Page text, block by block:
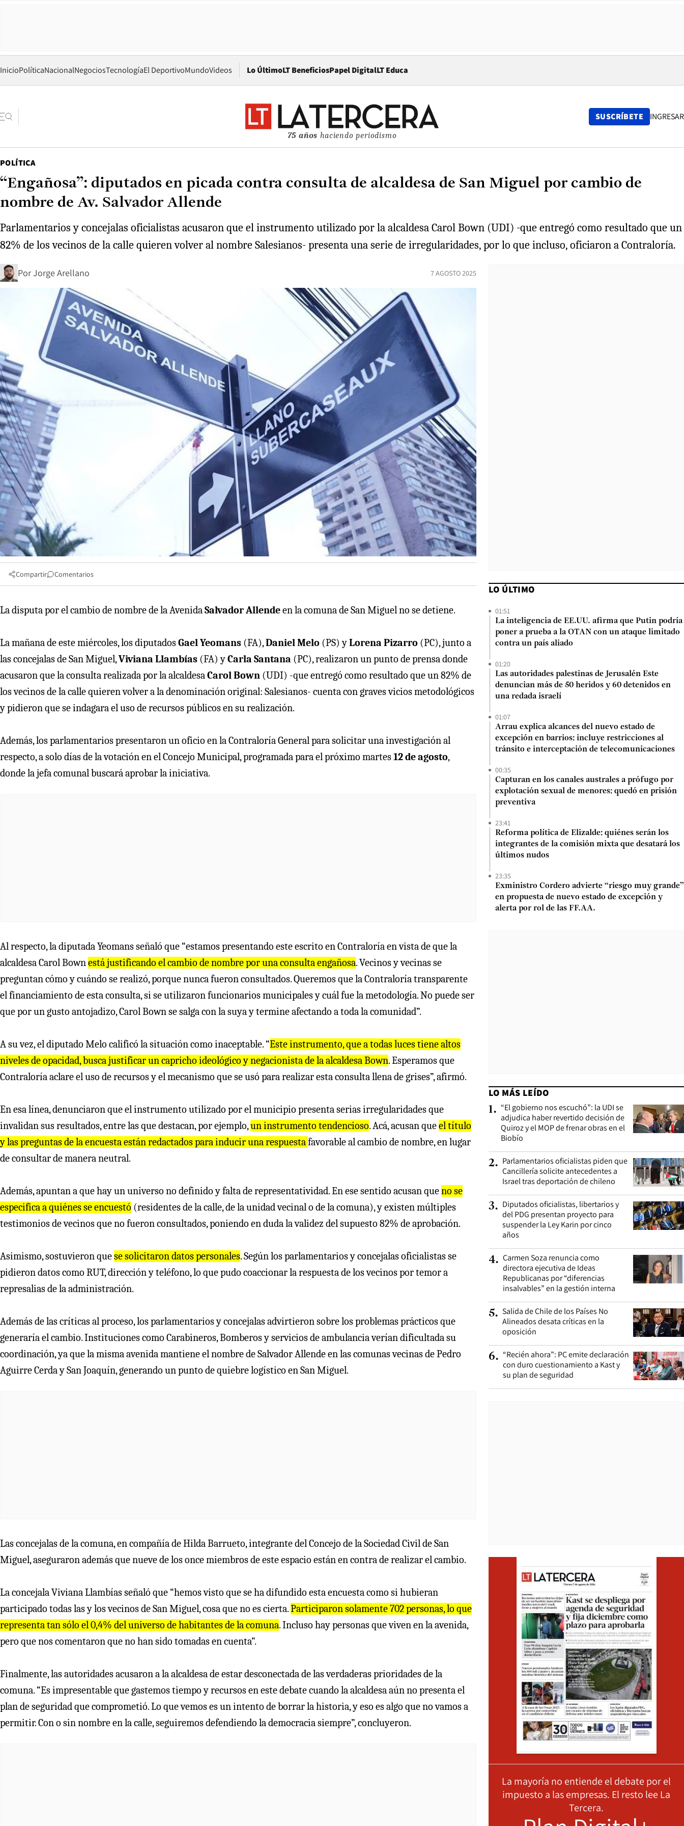
InicioPolíticaNacionalNegociosTecnologíaEl DeportivoMundoVideos Lo ÚltimoLT BeneficiosPapel DigitalOpens in new window
LT Educa
75 años haciendo periodismo
SUSCRÍBETE INGRESAR
POLÍTICA
“Engañosa”: diputados en picada contra consulta de alcaldesa de San Miguel por cambio de
nombre de Av. Salvador Allende
Parlamentarios y concejalas oficialistas acusaron que el instrumento utilizado por la alcaldesa Carol Bown (UDI) -que entregó como resultado que un
82% de los vecinos de la calle quieren volver al nombre Salesianos- presenta una serie de irregularidades, por lo que incluso, oficiaron a Contraloría.
PorJorge Arellano 7 AGOSTO 2025
Compartir Comentarios
La disputa por el cambio de nombre de la AvenidaSalvador Allendeen la comuna de San Miguel no se detiene.
La mañana de este miércoles, los diputadosGael Yeomans (FA),Daniel Melo (PS) yLorena Pizarro (PC), junto a
las concejalas de San Miguel,Viviana Llambías (FA) yCarla Santana (PC), realizaron un punto de prensa donde
acusaron que la consulta realizada por la alcaldesaCarol Bown (UDI) -que entregó como resultado que un 82% de
los vecinos de la calle quieren volver a la denominación original: Salesianos- cuenta con graves vicios metodológicos
y pidieron que se indagara el uso de recursos públicos en su realización.
Además, los parlamentarios presentaron un oficio en la Contraloría General para solicitar una investigación al
respecto, a solo días de la votación en el Concejo Municipal, programada para el próximo martes12 de agosto,
donde la jefa comunal buscará aprobar la iniciativa.
Al respecto, la diputada Yeomans señaló que “estamos presentando este escrito en Contraloría en vista de que la
alcaldesa Carol Bownestá justificando el cambio de nombre por una consulta engañosa. Vecinos y vecinas se
preguntan cómo y cuándo se realizó, porque nunca fueron consultados. Queremos que la Contraloría transparente
el financiamiento de esta consulta, si se utilizaron funcionarios municipales y cuál fue la metodología. No puede ser
que por un gusto antojadizo, Carol Bown se salga con la suya y termine afectando a toda la comunidad”.
A su vez, el diputado Melo calificó la situación como inaceptable. “Este instrumento, que a todas luces tiene altos
niveles de opacidad, busca justificar un capricho ideológico y negacionista de la alcaldesa Bown. Esperamos que
Contraloría aclare el uso de recursos y el mecanismo que se usó para realizar esta consulta llena de grises”, afirmó.
En esa línea, denunciaron que el instrumento utilizado por el municipio presenta serias irregularidades que
invalidan sus resultados, entre las que destacan, por ejemplo,un instrumento tendencioso. Acá, acusan queel título
y las preguntas de la encuesta están redactados para inducir una respuestafavorable al cambio de nombre, en lugar
de consultar de manera neutral.
Además, apuntan a que hay un universo no definido y falta de representatividad. En ese sentido acusan queno se
especifica a quiénes se encuestó (residentes de la calle, de la unidad vecinal o de la comuna), y existen múltiples
testimonios de vecinos que no fueron consultados, poniendo en duda la validez del supuesto 82% de aprobación.
Asimismo, sostuvieron quese solicitaron datos personales. Según los parlamentarios y concejalas oficialistas se
pidieron datos como RUT, dirección y teléfono, lo que pudo coaccionar la respuesta de los vecinos por temor a
represalias de la administración.
Además de las críticas al proceso, los parlamentarios y concejalas advirtieron sobre los problemas prácticos que
generaría el cambio. Instituciones como Carabineros, Bomberos y servicios de ambulancia verían dificultada su
coordinación, ya que la misma avenida mantiene el nombre de Salvador Allende en las comunas vecinas de Pedro
Aguirre Cerda y San Joaquín, generando un punto de quiebre logístico en San Miguel.
Las concejalas de la comuna, en compañía de Hilda Barrueto, integrante del Concejo de la Sociedad Civil de San
Miguel, aseguraron además que nueve de los once miembros de este espacio están en contra de realizar el cambio.
La concejala Viviana Llambías señaló que “hemos visto que se ha difundido esta encuesta como si hubieran
participado todas las y los vecinos de San Miguel, cosa que no es cierta.Participaron solamente 702 personas, lo que
representa tan sólo el 0,4% del universo de habitantes de la comuna. Incluso hay personas que viven en la avenida,
pero que nos comentaron que no han sido tomadas en cuenta”.
Finalmente, las autoridades acusaron a la alcaldesa de estar desconectada de las verdaderas prioridades de la
comuna. “Es impresentable que gastemos tiempo y recursos en este debate cuando la alcaldesa aún no presenta el
plan de seguridad que comprometió. Lo que vemos es un intento de borrar la historia, y eso es algo que no vamos a
permitir. Con o sin nombre en la calle, seguiremos defendiendo la democracia siempre”, concluyeron.
LO ÚLTIMO
01:51
La inteligencia de EE.UU. afirma que Putin podría
poner a prueba a la OTAN con un ataque limitado
contra un país aliado
01:20
Las autoridades palestinas de Jerusalén Este
denuncian más de 50 heridos y 60 detenidos en
una redada israelí
01:07
Arrau explica alcances del nuevo estado de
excepción en barrios: incluye restricciones al
tránsito e interceptación de telecomunicaciones
00:35
Capturan en los canales australes a prófugo por
explotación sexual de menores: quedó en prisión
preventiva
23:41
Reforma política de Elizalde: quiénes serán los
integrantes de la comisión mixta que desatará los
últimos nudos
23:35
Exministro Cordero advierte “riesgo muy grande”
en propuesta de nuevo estado de excepción y
alerta por rol de las FF.AA.
LO MÁS LEÍDO
1. “El gobierno nos escuchó”: la UDI se
adjudica haber revertido decisión de
Quiroz y el MOP de frenar obras en el
Biobío
2. Parlamentarios oficialistas piden que
Cancillería solicite antecedentes a
Israel tras deportación de chileno
3. Diputados oficialistas, libertarios y
del PDG presentan proyecto para
suspender la Ley Karin por cinco
años
4. Carmen Soza renuncia como
directora ejecutiva de Ideas
Republicanas por “diferencias
insalvables” en la gestión interna
5. Salida de Chile de los Países No
Alineados desata críticas en la
oposición
6. “Recién ahora”: PC emite declaración
con duro cuestionamiento a Kast y
su plan de seguridad
La mayoría no entiende el debate por el
impuesto a las empresas. El resto lee La
Tercera.